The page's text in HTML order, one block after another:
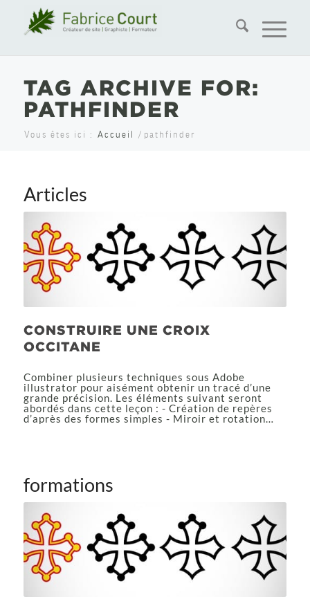
TAG ARCHIVE FOR:
PATHFINDER
Vous êtes ici : Accueil / pathfinder
Articles
CONSTRUIRE UNE CROIX
OCCITANE
Combiner plusieurs techniques sous Adobe
illustrator pour aisément obtenir un tracé d’une
grande précision. Les éléments suivant seront
abordés dans cette leçon : - Création de repères
d’après des formes simples - Miroir et rotation…
formations